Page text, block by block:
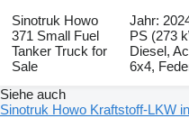
Sinotruk Howo
371 Small Fuel
Tanker Truck for
Sale
Jahr:
PS (273
Diesel,
6x4,
Siehe auch
Sinotruk Howo Kraftstoff-LKW